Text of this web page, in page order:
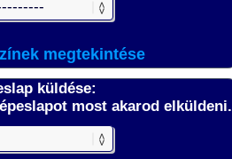
megtekintése
küldése:
most akarod elküldeni.